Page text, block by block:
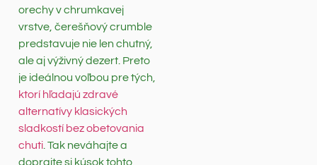
orechy v chrumkavej
vrstve, čerešňový crumble
predstavuje nie len chutný,
ale aj výživný dezert. Preto
je ideálnou voľbou pre tých,
ktorí hľadajú zdravé
alternatívy klasických
sladkostí bez obetovania
chuti . Tak neváhajte a
doprajte si kúsok tohto